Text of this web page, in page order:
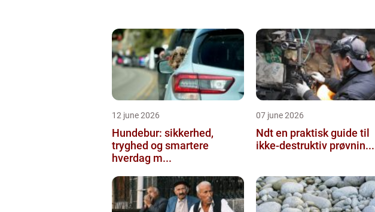
12 june 2026
Hundebur: sikkerhed,
tryghed og smartere
hverdag m...
07 june 2026
Ndt en praktisk guide til
ikke-destruktiv prøvnin...